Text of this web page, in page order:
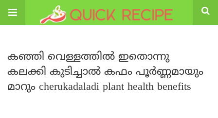
കഞ്ഞി വെള്ളത്തിൽ ഇതൊന്നു
കലക്കി കുടിച്ചാൽ കഫം പൂർണ്ണമായും
മാറും cherukadaladi plant health benefits